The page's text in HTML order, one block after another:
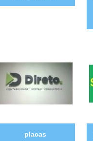
placas